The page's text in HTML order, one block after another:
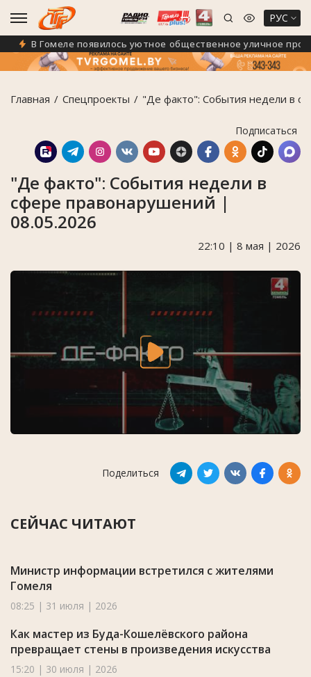
РУС
В Гомеле появилось уютное общественное уличное
Главная Спецпроекты "Де факто": События недели в
Подписаться
"Де факто": События недели в
сфере правонарушений |
08.05.2026
22:10 | 8 мая | 2026
Поделиться
СЕЙЧАС ЧИТАЮТ
Министр информации встретился с жителями
Гомеля
08:25 | 31 июля | 2026
Как мастер из Буда-Кошелёвского района
превращает стены в произведения искусства
15:20 | 30 июля | 2026